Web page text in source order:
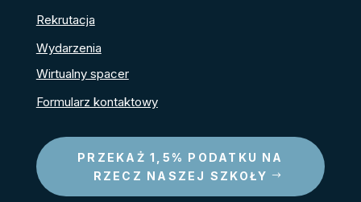
Rekrutacja
Wydarzenia
Wirtualny spacer
Formularz kontaktowy
PRZEKAŻ 1,5% PODATKU NA
RZECZ NASZEJ SZKOŁY